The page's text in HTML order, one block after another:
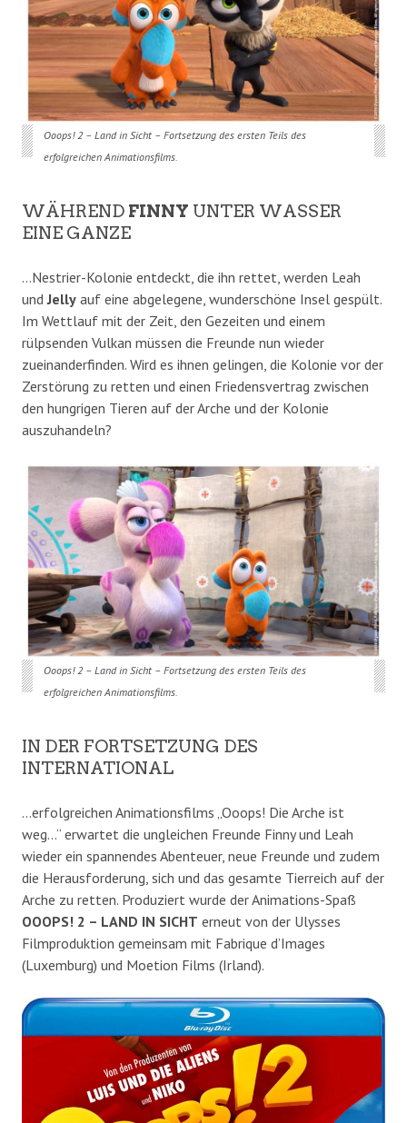
Ooops! 2 – Land in Sicht – Fortsetzung des ersten Teils des
erfolgreichen Animationsfilms.
WÄHREND FINNY UNTER WASSER
EINE GANZE
…Nestrier-Kolonie entdeckt, die ihn rettet, werden Leah
undJelly auf eine abgelegene, wunderschöne Insel gespült.
Im Wettlauf mit der Zeit, den Gezeiten und einem
rülpsenden Vulkan müssen die Freunde nun wieder
zueinanderfinden. Wird es ihnen gelingen, die Kolonie vor der
Zerstörung zu retten und einen Friedensvertrag zwischen
den hungrigen Tieren auf der Arche und der Kolonie
auszuhandeln?
Ooops! 2 – Land in Sicht – Fortsetzung des ersten Teils des
erfolgreichen Animationsfilms.
IN DER FORTSETZUNG DES
INTERNATIONAL
…erfolgreichen Animationsfilms „Ooops! Die Arche ist
weg…“ erwartet die ungleichen Freunde Finny und Leah
wieder ein spannendes Abenteuer, neue Freunde und zudem
die Herausforderung, sich und das gesamte Tierreich auf der
Arche zu retten. Produziert wurde der Animations-Spaß
OOOPS! 2 – LAND IN SICHT erneut von der Ulysses
Filmproduktion gemeinsam mit Fabrique d’Images
(Luxemburg) und Moetion Films (Irland).